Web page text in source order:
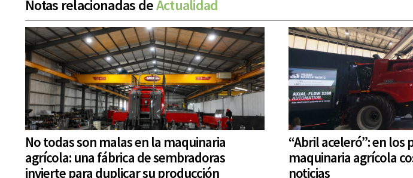
Notas relacionadas deActualidad
No todas son malas en la maquinaria
agrícola: una fábrica de sembradoras
invierte para duplicar su producción
“Abril aceleró”: en
maquinaria agrícola
noticias